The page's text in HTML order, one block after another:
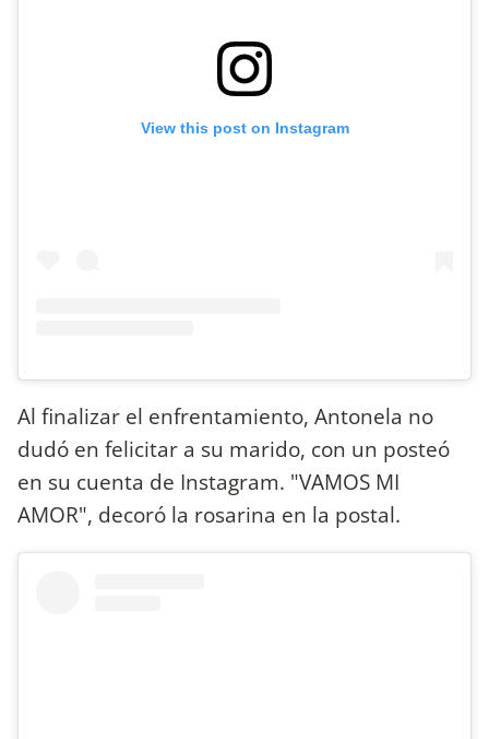
View this post on Instagram
Al finalizar el enfrentamiento, Antonela no
dudó en felicitar a su marido, con un posteó
en su cuenta de Instagram. "VAMOS MI
AMOR", decoró la rosarina en la postal.